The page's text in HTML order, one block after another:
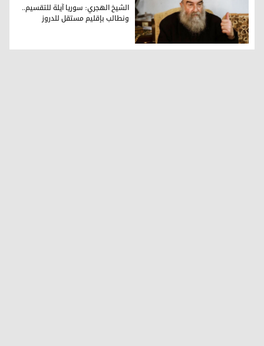
الشيخ حكمت الهجري أحد أبرز الزعماء الروحيين الدروز في سوريا
الشيخ الهجري: سوريا آيلة للتقسيم..
ونطالب بإقليم مستقل للدروز